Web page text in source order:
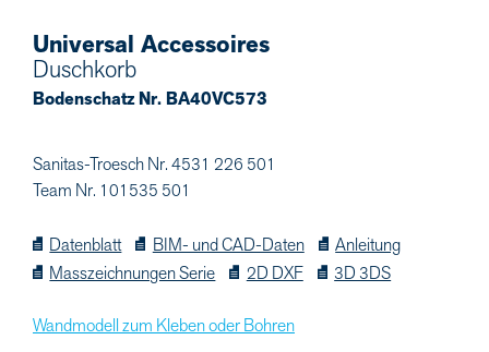
Universal Accessoires
Duschkorb
Bodenschatz Nr. BA40VC573
Sanitas-Troesch Nr. 4531 226 501
Team Nr. 101535 501
Datenblatt BIM- und CAD-Daten
Anleitung
Masszeichnungen Serie
2D DXF 3D 3DS
Wandmodell zum Kleben oder Bohren